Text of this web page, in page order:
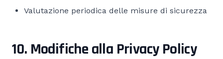
Valutazione periodica delle misure di sicurezza
10. Modifiche alla Privacy Policy